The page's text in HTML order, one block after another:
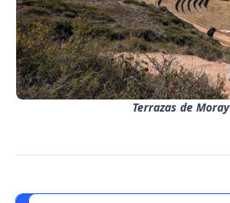
Terrazas de Moray